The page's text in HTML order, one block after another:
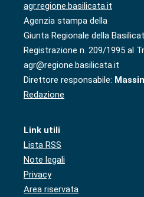
agr.regione.basilicata.it
Agenzia stampa della
Giunta Regionale della
Registrazione n. 209/1995 al
agr@regione.basilicata.it
Direttore responsabile:
Redazione
Link utili
Lista RSS
Note legali
Privacy
Area riservata